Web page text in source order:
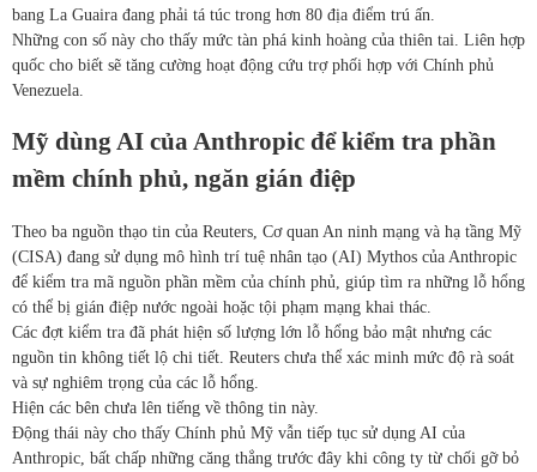
bang La Guaira đang phải tá túc trong hơn 80 địa điểm trú ấn.
Những con số này cho thấy mức tàn phá kinh hoàng của thiên tai. Liên hợp
quốc cho biết sẽ tăng cường hoạt động cứu trợ phối hợp với Chính phủ
Venezuela.
Mỹ dùng AI của Anthropic để kiểm tra phần
mềm chính phủ, ngăn gián điệp
Theo ba nguồn thạo tin của Reuters, Cơ quan An ninh mạng và hạ tầng Mỹ
(CISA) đang sử dụng mô hình trí tuệ nhân tạo (AI) Mythos của Anthropic
để kiểm tra mã nguồn phần mềm của chính phủ, giúp tìm ra những lỗ hổng
có thể bị gián điệp nước ngoài hoặc tội phạm mạng khai thác.
Các đợt kiểm tra đã phát hiện số lượng lớn lỗ hổng bảo mật nhưng các
nguồn tin không tiết lộ chi tiết. Reuters chưa thể xác minh mức độ rà soát
và sự nghiêm trọng của các lỗ hổng.
Hiện các bên chưa lên tiếng về thông tin này.
Động thái này cho thấy Chính phủ Mỹ vẫn tiếp tục sử dụng AI của
Anthropic, bất chấp những căng thẳng trước đây khi công ty từ chối gỡ bỏ